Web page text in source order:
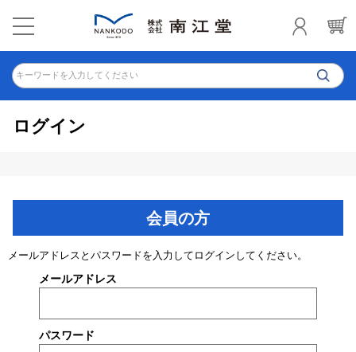
キーワードを入力してください
ログイン
会員の方
メールアドレスとパスワードを入力してログインしてください。
メールアドレス
パスワード